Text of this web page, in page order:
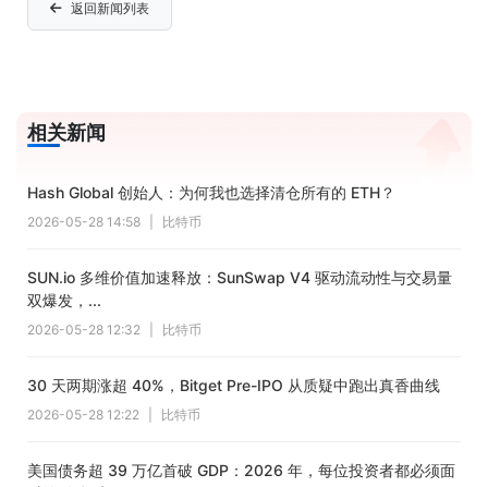
返回新闻列表
相关新闻
Hash Global 创始人：为何我也选择清仓所有的 ETH？
2026-05-28 14:58 比特币
SUN.io 多维价值加速释放：SunSwap V4 驱动流动性与交易量
双爆发，...
2026-05-28 12:32 比特币
30 天两期涨超 40%，Bitget Pre-IPO 从质疑中跑出真香曲线
2026-05-28 12:22 比特币
美国债务超 39 万亿首破 GDP：2026 年，每位投资者都必须面